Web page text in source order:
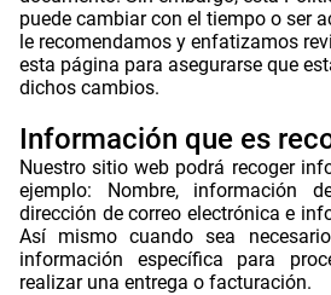
puede cambiar con el tiempo o ser
le recomendamos y enfatizamos
esta página para asegurarse que
dichos cambios.
Información que es
Nuestro sitio web podrá recoger
ejemplo: Nombre, información
dirección de correo electrónica e
Así mismo cuando sea
información específica para
realizar una entrega o facturación.